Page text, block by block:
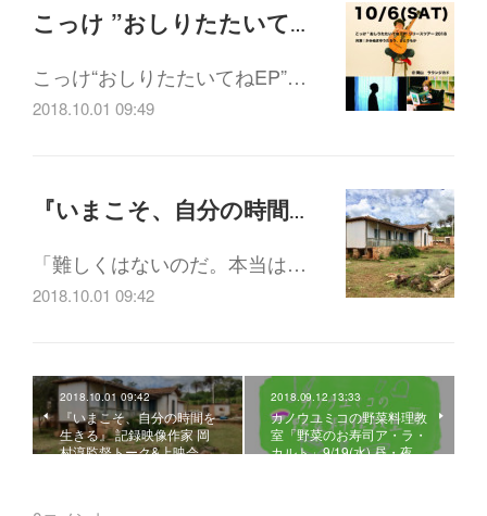
こっけ ”おしりたたいてね” EPリリースツアー10/6 (土) 17:30-
こっけ“おしりたたいてねEP”…
2018.10.01 09:49
『いまこそ、自分の時間を生きる』 記録映像作家 岡村淳監督トーク&上映会 10/3(水) 15:00-
「難しくはないのだ。本当は…
2018.10.01 09:42
2018.10.01 09:42
『いまこそ、自分の時間を
生きる』 記録映像作家 岡
村淳監督トーク&上映会…
2018.09.12 13:33
カノウユミコの野菜料理教
室「野菜のお寿司ア・ラ・
カルト」9/19(水) 昼・夜…